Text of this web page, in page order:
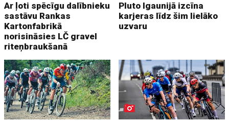
Ar ļoti spēcīgu dalībnieku
sastāvu Rankas
Kartonfabrikā
norisināsies LČ gravel
riteņbraukšanā
Pluto Igaunijā izcīna
karjeras līdz šim lielāko
uzvaru